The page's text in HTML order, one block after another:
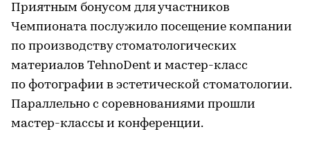
Приятным бонусом для участников
Чемпионата послужило посещение компании
по производству стоматологических
материалов TehnoDent и мастер-класс
по фотографии в эстетической стоматологии.
Параллельно с соревнованиями прошли
мастер-классы и конференции.